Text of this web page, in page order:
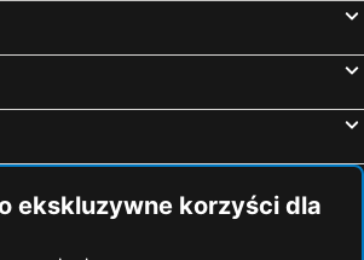
ekskluzywne korzyści dla